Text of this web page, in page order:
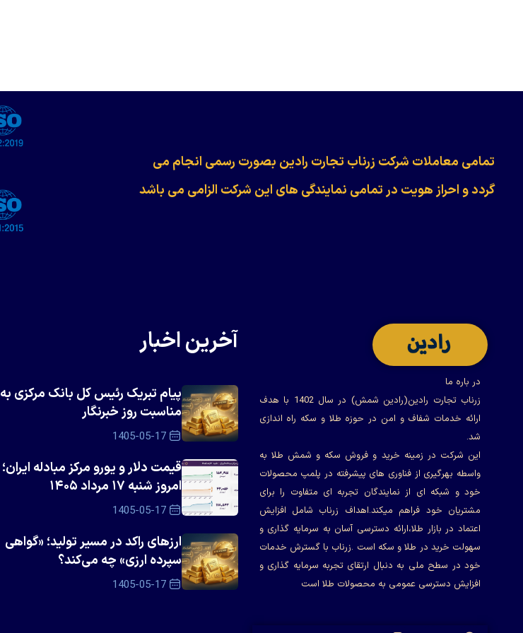
​​​​​​تمامی معاملات شرکت زرناب تجارت رادین بصورت رسمی انجام می
گردد و احراز هویت در تمامی نمایندگی های این شرکت الزامی می باشد
در باره ما
زرناب تجارت رادین(رادین شمش) در سال 1402 با هدف
ارائه خدمات شفاف و امن در حوزه طلا و سکه راه اندازی
شد.
این شرکت در زمینه خرید و فروش سکه و شمش طلا به
واسطه بهرگیری از فناوری های پیشرفته در پلمپ محصولات
خود و شبکه ای از نمایندگان تجربه ای متفاوت را برای
مشتریان خود فراهم میکند.اهداف زرناب شامل افزایش
اعتماد در بازار طلا،ارائه دسترسی آسان به سرمایه گذاری و
سهولت خرید در طلا و سکه است .زرناب با گسترش خدمات
خود در سطح ملی به دنبال ارتقای تجربه سرمایه گذاری و
افزایش دسترسی عمومی به محصولات طلا است
آخرین اخبار
پیام تبریک رئیس کل بانک مرکزی به
مناسبت روز خبرنگار
1405-05-17
قیمت دلار و یورو مرکز مبادله ایران؛
امروز شنبه ۱۷ مرداد ۱۴۰۵
1405-05-17
ارزهای راکد در مسیر تولید؛ «گواهی
سپرده ارزی» چه می‌کند؟
1405-05-17